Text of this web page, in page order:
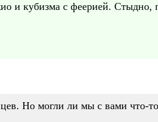
и кубизма с феерией. Стыдно,
Но могли ли мы с вами что-